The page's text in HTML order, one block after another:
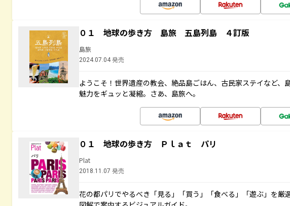
０１ 地球の歩き方 島旅 五島列島 ４訂版
島旅
2024.07.04 発売
ようこそ！世界遺産の教会、絶品島ごはん、古民家ステイなど、
魅力をギュッと凝縮。さあ、島旅へ。
０１ 地球の歩き方 Ｐｌａｔ パリ
Plat
2018.11.07 発売
花の都パリでやるべき「見る」「買う」「食べる」「遊ぶ」を厳